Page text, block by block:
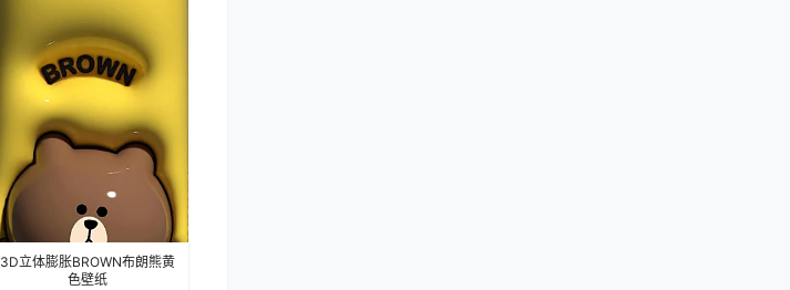
3D立体膨胀BROWN布朗熊黄
色壁纸